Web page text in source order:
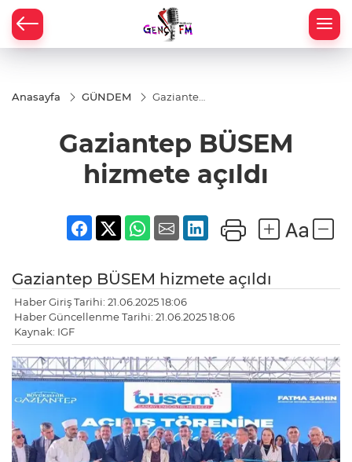
Anasayfa GÜNDEM
Gaziantep
açıldı
Gaziantep BÜSEM
hizmete açıldı
Gaziantep BÜSEM hizmete açıldı
Haber Giriş Tarihi: 21.06.2025 18:06
Haber Güncellenme Tarihi: 21.06.2025 18:06
Kaynak: IGF